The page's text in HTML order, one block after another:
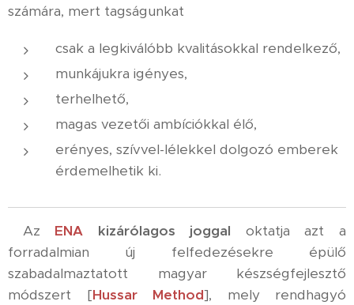
számára, mert tagságunkat
csak a legkiválóbb kvalitásokkal rendelkező,
munkájukra igényes,
terhelhető,
magas vezetői ambíciókkal élő,
erényes, szívvel-lélekkel dolgozó emberek
érdemelhetik ki.
Az ENA kizárólagos joggal oktatja azt a
forradalmian új felfedezésekre épülő
szabadalmaztatott magyar készségfejlesztő
módszert [Hussar Method], mely rendhagyó